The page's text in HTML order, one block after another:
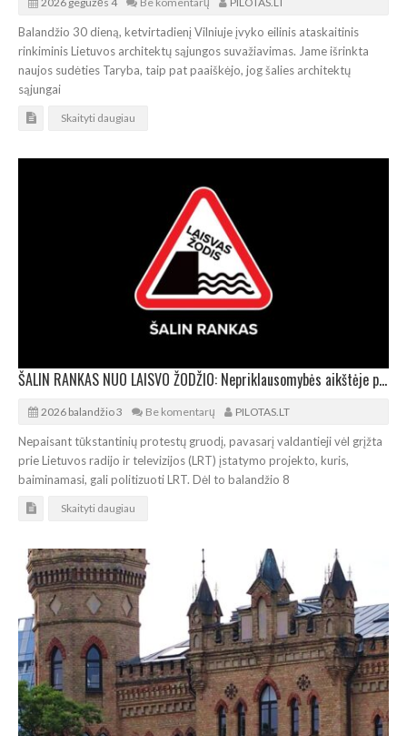
Balandžio 30 dieną, ketvirtadienį Vilniuje įvyko eilinis ataskaitinis
rinkiminis Lietuvos architektų sąjungos suvažiavimas. Jame išrinkta
naujos sudėties Taryba, taip pat paaiškėjo, jog šalies architektų
sąjungai
Skaityti daugiau
ŠALIN RANKAS NUO LAISVO ŽODŽIO: Nepriklausomybės aikštėje prie Seimo vyks protestas
2026 balandžio 3 Be komentarų PILOTAS.LT
Nepaisant tūkstantinių protestų gruodį, pavasarį valdantieji vėl grįžta
prie Lietuvos radijo ir televizijos (LRT) įstatymo projekto, kuris,
baiminamasi, gali politizuoti LRT. Dėl to balandžio 8
Skaityti daugiau